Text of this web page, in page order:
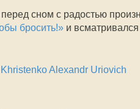
перед сном с радостью
бросить!» и
Khristenko Alexandr Uriovich